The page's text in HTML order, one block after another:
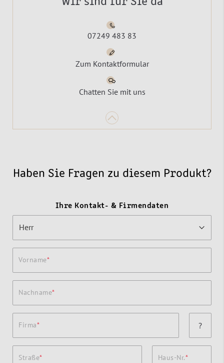
07249 483 83
Zum Kontaktformular
Chatten Sie mit uns
Haben Sie Fragen zu diesem Produkt?
Ihre Kontakt- & Firmendaten
Vorname
Nachname
Firma ?
Straße Haus-Nr.